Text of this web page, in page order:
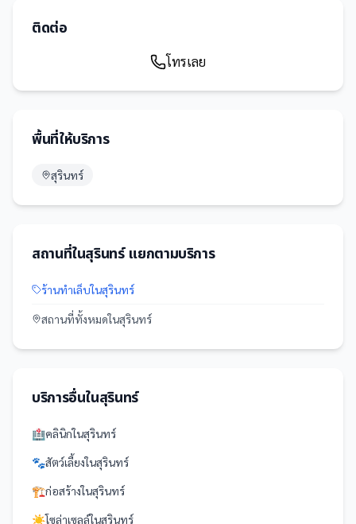
ติดต่อ
โทรเลย
พื้นที่ให้บริการ
สุรินทร์
สถานที่ในสุรินทร์แยกตามบริการ
ร้านทำเล็บในสุรินทร์
สถานที่ทั้งหมดในสุรินทร์
บริการอื่นในสุรินทร์
🏥คลินิกในสุรินทร์
🐾สัตว์เลี้ยงในสุรินทร์
🏗️ก่อสร้างในสุรินทร์
☀️โซล่าเซลล์ในสุรินทร์